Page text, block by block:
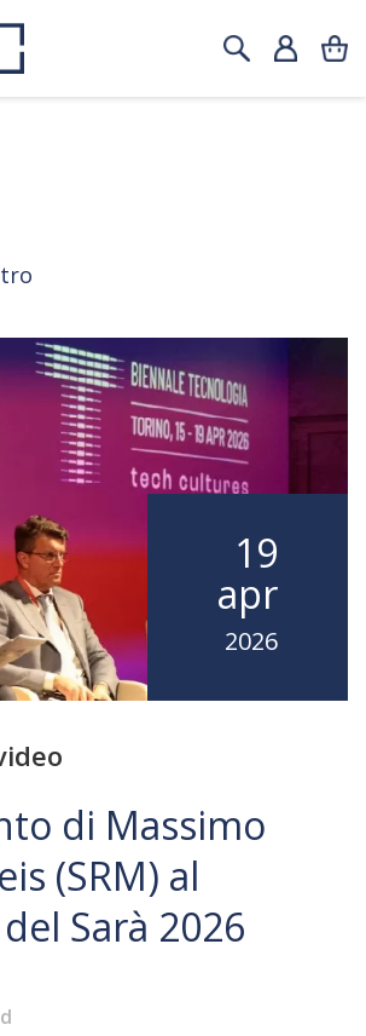
19
apr
2026
di Massimo
(SRM) al
Sarà 2026